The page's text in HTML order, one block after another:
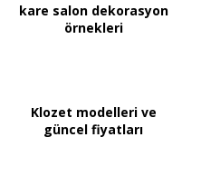
kare salon dekorasyon
örnekleri
Klozet modelleri ve
güncel fiyatları